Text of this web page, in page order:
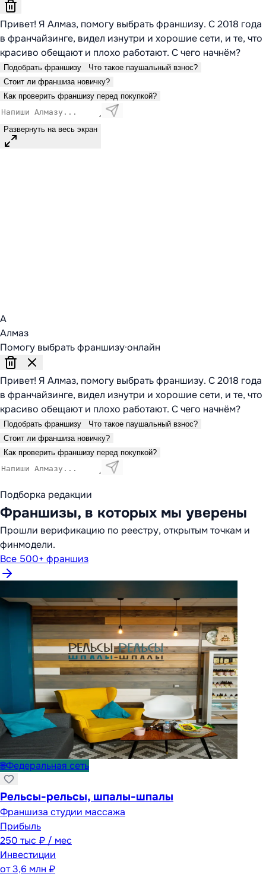
Привет! Я Алмаз, помогу выбрать франшизу. С 2018 года
в франчайзинге, видел изнутри и хорошие сети, и те, что
красиво обещают и плохо работают. С чего начнём?
Подобрать франшизу
Что такое паушальный взнос?
Стоит ли франшиза новичку?
Как проверить франшизу перед покупкой?
Развернуть на весь экран
А
Алмаз
Помогу выбрать франшизу·онлайн
Привет! Я Алмаз, помогу выбрать франшизу. С 2018 года
в франчайзинге, видел изнутри и хорошие сети, и те, что
красиво обещают и плохо работают. С чего начнём?
Подобрать франшизу
Что такое паушальный взнос?
Стоит ли франшиза новичку?
Как проверить франшизу перед покупкой?
Подборка редакции
Франшизы, в которых мы уверены
Прошли верификацию по реестру, открытым точкам и
финмодели.
Все 500+ франшиз
🌐Федеральная сеть
Рельсы-рельсы, шпалы-шпалы
Франшиза студии массажа
Прибыль
250 тыс ₽ / мес
Инвестиции
от3,6 млн ₽